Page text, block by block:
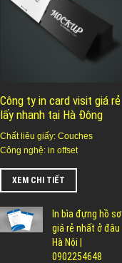
Công ty in card visit giá rẻ
lấy nhanh tại Hà Đông
Chất liêu giấy: Couches
Công nghệ: in offset
XEM CHI TIẾT
In bìa đựng hồ sơ
giá rẻ nhất ở đâu
Hà Nội |
0902254648